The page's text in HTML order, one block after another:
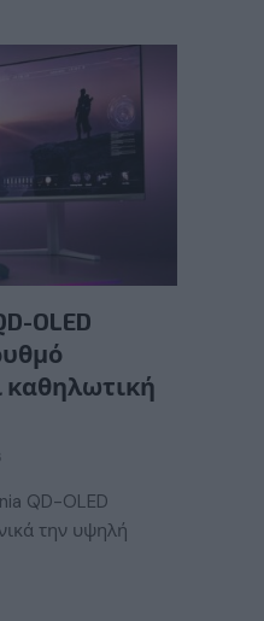
OLED
καθηλωτική
QD-OLED
την υψηλή